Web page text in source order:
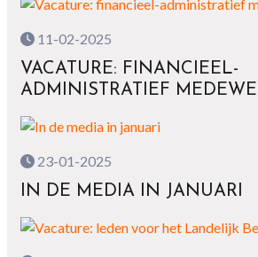
11-02-2025
VACATURE: FINANCIEEL-
ADMINISTRATIEF
23-01-2025
IN DE MEDIA IN JANUARI